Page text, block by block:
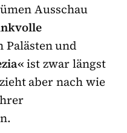
Ausschau
Palästen und
ist zwar längst
aber nach wie